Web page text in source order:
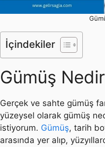
İçindekiler
Gümüş
Gerçek ve sahte gümüş
yüzeysel olarak gümüş
istiyorum. Gümüş, tarih
arasında yer alıp,